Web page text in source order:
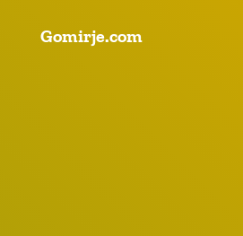
Gomirje.com